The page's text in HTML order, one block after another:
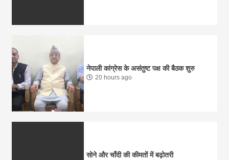
नेपाली कांग्रेस के असंतुष्ट पक्ष की बैठक शुरु
20 hours ago
सोने और चाँदी की कीमतों में बढ़ोतरी